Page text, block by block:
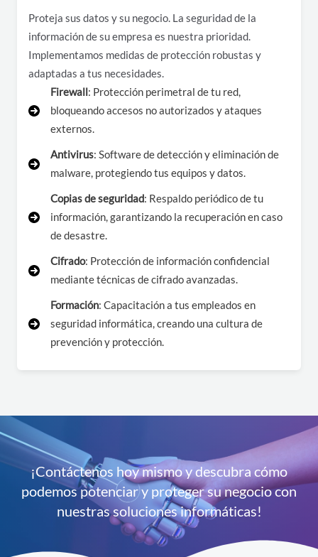
Proteja sus datos y su negocio. La seguridad de la
información de su empresa es nuestra prioridad.
Implementamos medidas de protección robustas y
adaptadas a tus necesidades.
Firewall: Protección perimetral de tu red,
bloqueando accesos no autorizados y ataques
externos.
Antivirus: Software de detección y eliminación de
malware, protegiendo tus equipos y datos.
Copias de seguridad: Respaldo periódico de tu
información, garantizando la recuperación en caso
de desastre.
Cifrado: Protección de información confidencial
mediante técnicas de cifrado avanzadas.
Formación: Capacitación a tus empleados en
seguridad informática, creando una cultura de
prevención y protección.
¡Contáctenos hoy mismo y descubra cómo
podemos potenciar y proteger su negocio con
nuestras soluciones informáticas!